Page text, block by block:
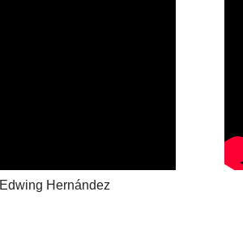
Edwing Hernández